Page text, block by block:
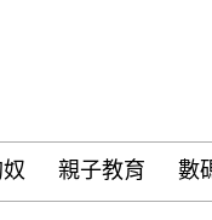
親子教育 數